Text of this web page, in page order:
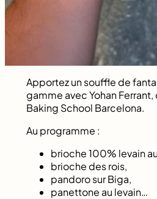
Apportez un souffle de
gamme avec Yohan
Baking School Barcelona.
Au programme :
brioche 100% levain
brioche des rois,
pandoro sur Biga,
panettone au levain…